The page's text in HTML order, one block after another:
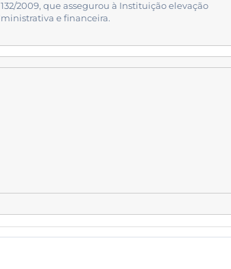
2009, que assegurou à Instituição elevação
e financeira.